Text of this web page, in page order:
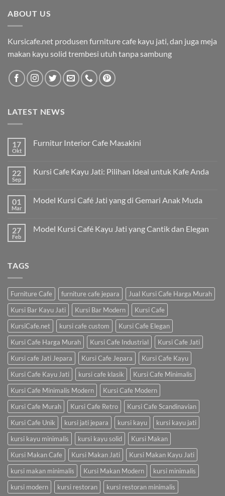
ABOUT US
Kursicafe.net produsen furniture cafe kayu jati, dan juga meja
makan kayu solid trembesi utuh tanpa sambung
LATEST NEWS
17
Okt
Furnitur Interior Cafe Masakini
22
Sep
Kursi Cafe Kayu Jati: Pilihan Ideal untuk Kafe Anda
01
Mar
Model Kursi Café Jati yang di Gemari Anak Muda
27
Feb
Model Kursi Café Kayu Jati yang Cantik dan Elegan
TAGS
Furniture Cafe furniture cafe jepara
Jual Kursi Cafe Harga Murah
Kursi Bar Kayu Jati
Kursi Bar Modern
Kursi Cafe
KursiCafe.net
kursi cafe custom
Kursi Cafe Elegan
Kursi Cafe Harga Murah
Kursi Cafe Industrial
Kursi Cafe Jati
Kursi cafe Jati Jepara
Kursi Cafe Jepara
Kursi Cafe Kayu
Kursi Cafe Kayu Jati
kursi cafe klasik
Kursi Cafe Minimalis
Kursi Cafe Minimalis Modern
Kursi Cafe Modern
Kursi Cafe Murah
Kursi Cafe Retro
Kursi Cafe Scandinavian
Kursi Cafe Unik
kursi jati jepara kursi kayu
kursi kayu jati
kursi kayu minimalis
kursi kayu solid
Kursi Makan
Kursi Makan Cafe
Kursi Makan Jati
Kursi Makan Kayu Jati
kursi makan minimalis
Kursi Makan Modern
kursi minimalis
kursi modern
kursi restoran kursi restoran minimalis